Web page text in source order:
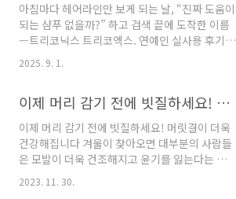
아침마다 헤어라인만 보게 되는 날, “진짜 도움이
되는 샴푸 없을까?” 하고 검색 끝에 도착한 이름
—트리코닉스 트리코엑스. 연예인 실사용 후기가
화제지만, 중요한 건 내 머리에서 체감되는 변화
죠. 이 글에서는 ★ 트리코닉스 트리코엑스 내돈
체감 포인트까지 깔끔히 정리했습니다. 읽는 데
몇 분, 관리 루틴은 한 번—매일 거울 앞 고민이
가벼워질 수 있습니다. ▤ 목차 트리코닉스 트리
코엑스 내돈내산 - 탈모 완화·볼륨 케어 한 방에
—성분·효과·사용법·가격 총정리 가격·구성 한
눈표(공식몰 기준) 구성판매가트리코엑스 샴푸 1
2025. 9. 1.
이제 머리 감기 전에 빗질하세요! 머릿결이 더욱 건강해집니다
이제 머리 감기 전에 빗질하세요! 머릿결이 더욱
건강해집니다 겨울이 찾아오면 대부분의 사람들
은 모발이 더욱 건조해지고 윤기를 잃는다는 고
민을 품게 됩니다. 대기가 건조해지면서 머리카
락도 푸석해지는데, 매번 트리트먼트를 하는 것
2023. 11. 30.